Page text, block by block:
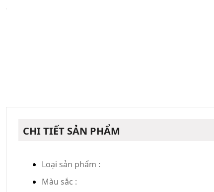
CHI TIẾT SẢN PHẨM
Loại sản phẩm :
Màu sắc :